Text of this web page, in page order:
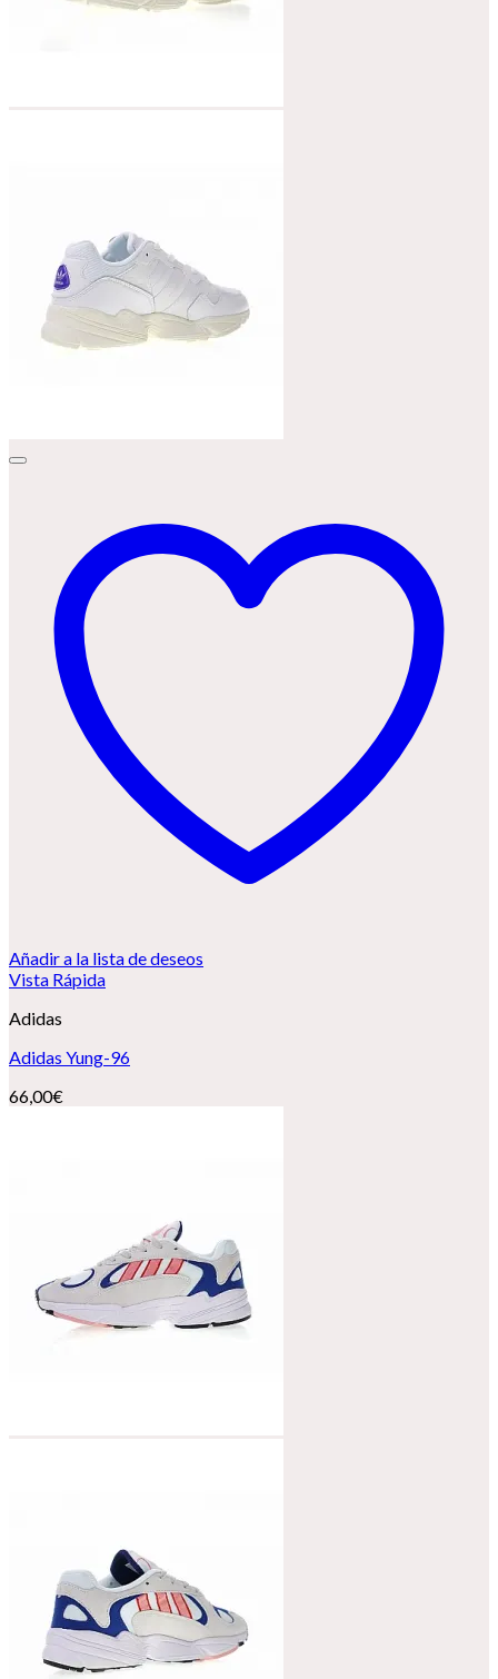
Añadir a la lista de deseos
Vista Rápida
Adidas
Adidas Yung-96
66,00€